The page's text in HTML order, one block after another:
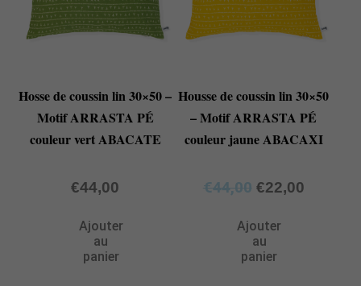
Hosse de coussin lin 30×50 –
Motif ARRASTA PÉ
couleur vert ABACATE
€44,00
Ajouter
au
panier
Housse de coussin lin 30×50
– Motif ARRASTA PÉ
couleur jaune ABACAXI
€44,00 €22,00
Ajouter
au
panier